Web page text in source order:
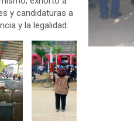
y candidaturas a
y la legalidad.